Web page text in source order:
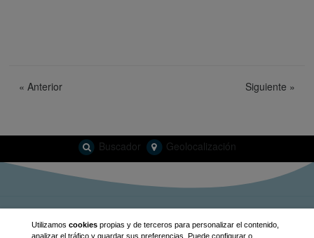
«Anterior Siguiente »
Buscador Geolocalización
info@guiabalaguer.cat
Utilizamos cookiespropias y de terceros para personalizar el contenido,
analizar el tráfico y guardar sus preferencias. Puede configurar o